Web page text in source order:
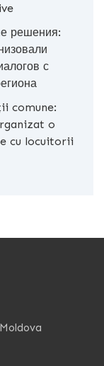
решения:
с
comune:
o
cu locuitorii